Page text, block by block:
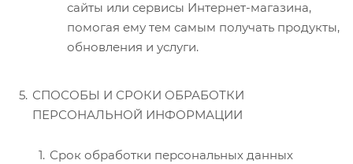
сайты или сервисы Интернет-магазина,
помогая ему тем самым получать продукты,
обновления и услуги.
СПОСОБЫ И СРОКИ ОБРАБОТКИ
ПЕРСОНАЛЬНОЙ ИНФОРМАЦИИ
Срок обработки персональных данных